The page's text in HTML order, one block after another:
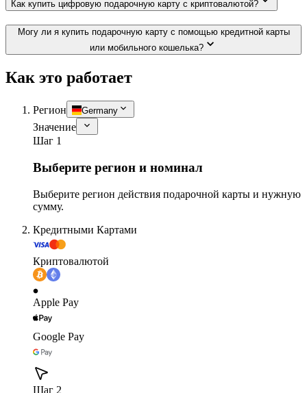
Как купить цифровую подарочную карту с криптовалютой?
Могу ли я купить подарочную карту с помощью кредитной карты
или мобильного кошелька?
Как это работает
Регион Germany
Значение
Шаг 1
Выберите регион и номинал
Выберите регион действия подарочной карты и нужную
сумму.
Кредитными Картами
Криптовалютой
Apple Pay
Google Pay
Шаг 2